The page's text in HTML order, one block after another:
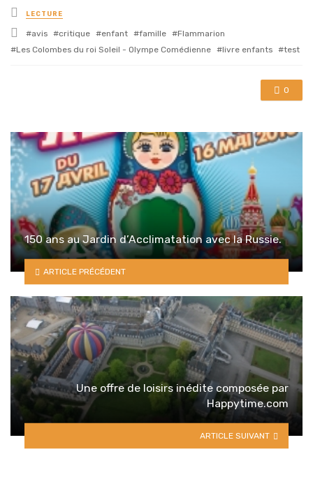
Posted
in
LECTURE
Tagged
with
avis critique enfant famille
Flammarion
Les Colombes du roi Soleil - Olympe Comédienne
livre enfants test
0
150 ans au Jardin d’Acclimatation avec la Russie.
ARTICLE PRÉCÉDENT
Une offre de loisirs inédite composée par
Happytime.com
ARTICLE SUIVANT